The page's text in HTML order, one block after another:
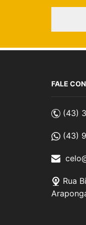
FALE
(43)
(43)
Rua